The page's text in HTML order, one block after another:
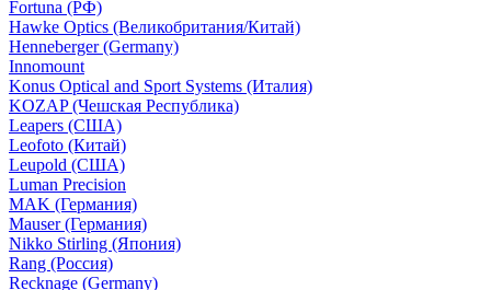
Fortuna (РФ)
Hawke Optics (Великобритания/Китай)
Henneberger (Germany)
Innomount
Konus Optical and Sport Systems (Италия)
KOZAP (Чешская Республика)
Leapers (США)
Leofoto (Китай)
Leupold (США)
Luman Precision
MAK (Германия)
Mauser (Германия)
Nikko Stirling (Япония)
Rang (Россия)
Recknage (Germany)